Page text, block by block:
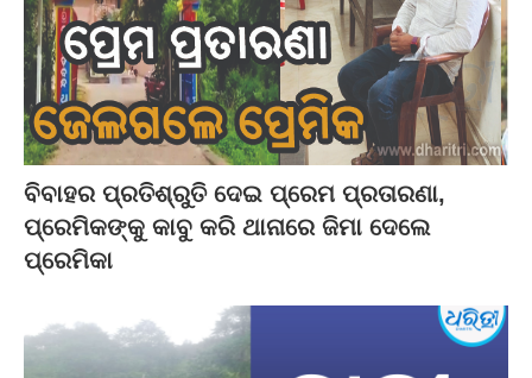
ବିବାହର ପ୍ରତିଶ୍ରୁତି ଦେଇ ପ୍ରେମ ପ୍ରତାରଣା,
ପ୍ରେମିକଙ୍କୁ କାବୁ କରି ଥାନାରେ ଜିମା ଦେଲେ
ପ୍ରେମିକା